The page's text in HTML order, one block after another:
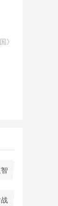
》端游！